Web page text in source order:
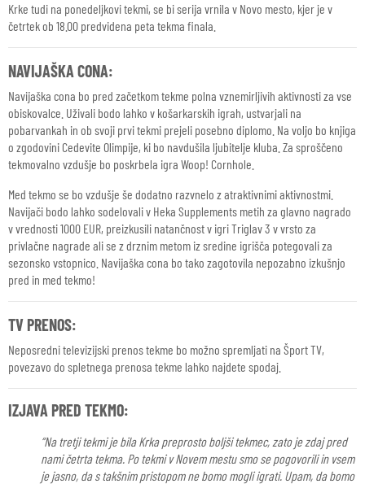
Krke tudi na ponedeljkovi tekmi, se bi serija vrnila v Novo mesto, kjer je v
četrtek ob 18.00 predvidena peta tekma finala.
NAVIJAŠKA CONA:
Navijaška cona bo pred začetkom tekme polna vznemirljivih aktivnosti za vse
obiskovalce. Uživali bodo lahko v košarkarskih igrah, ustvarjali na
pobarvankah in ob svoji prvi tekmi prejeli posebno diplomo. Na voljo bo knjiga
o zgodovini Cedevite Olimpije, ki bo navdušila ljubitelje kluba. Za sproščeno
tekmovalno vzdušje bo poskrbela igra Woop! Cornhole.
Med tekmo se bo vzdušje še dodatno razvnelo z atraktivnimi aktivnostmi.
Navijači bodo lahko sodelovali v Heka Supplements metih za glavno nagrado
v vrednosti 1000 EUR, preizkusili natančnost v igri Triglav 3 v vrsto za
privlačne nagrade ali se z drznim metom iz sredine igrišča potegovali za
sezonsko vstopnico. Navijaška cona bo tako zagotovila nepozabno izkušnjo
pred in med tekmo!
TV PRENOS:
Neposredni televizijski prenos tekme bo možno spremljati na Šport TV,
povezavo do spletnega prenosa tekme lahko najdete spodaj.
IZJAVA PRED TEKMO:
“Na tretji tekmi je bila Krka preprosto boljši tekmec, zato je zdaj pred
nami četrta tekma. Po tekmi v Novem mestu smo se pogovorili in vsem
je jasno, da s takšnim pristopom ne bomo mogli igrati. Upam, da bomo